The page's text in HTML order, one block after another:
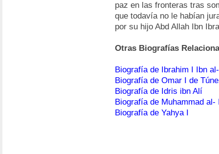
paz en las fronteras tras
que todavía no le habían
por su hijo Abd Allah Ibn
Otras Biografías
Biografía de Ibrahim I Ibn
Biografía de Omar I de
Biografía de Idris ibn Alí
Biografía de Muhammad
Biografía de Yahya I